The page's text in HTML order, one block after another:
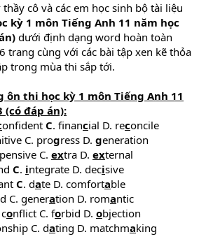
cô và các em học sinh bộ tài liệu
kỳ 1 môn Tiếng Anh 11 năm học
dưới định dạng word hoàn toàn
trang cùng với các bài tập xen kẽ thỏa
trong mùa thi sắp tới.
ôn thi học kỳ 1 môn Tiếng Anh 11
(có đáp án):
onfident C. financial D. reconcile
C. progress D. generation
pensive C. extra D. external
C. integrate D. decisive
C. date D. comfortable
C. generation D. romantic
onflict C. forbid D. objection
C. dating D. matchmaking